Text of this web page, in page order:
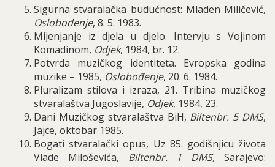
Sigurna stvaralačka budućnost: Mladen Miličević,
Oslobođenje, 8. 5. 1983.
Mijenjanje iz djela u djelo. Intervju s Vojinom
Komadinom, Odjek, 1984, br. 12.
Potvrda muzičkog identiteta. Evropska godina
muzike – 1985, Oslobođenje, 20. 6. 1984.
Pluralizam stilova i izraza, 21. Tribina muzičkog
stvaralaštva Jugoslavije, Odjek, 1984, 23.
Dani Muzičkog stvaralaštva BiH, Biltenbr. 5 DMS,
Jajce, oktobar 1985.
Bogati stvaralački opus, Uz 85. godišnjicu života
Vlade Miloševića, Biltenbr. 1 DMS,Sarajevo: